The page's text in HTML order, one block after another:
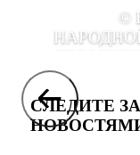
©
СЛЕДИТЕ ЗА